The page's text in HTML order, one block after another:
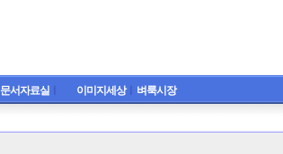
문서자료실 이미지세상ㅣ 벼룩시장